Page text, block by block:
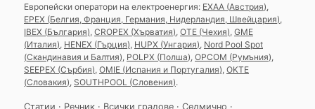
Европейски оператори на електроенергия: EXAA (Австрия)
EPEX (Белгия, Франция, Германия, Нидерландия, Швейцария)
IBEX (България) CROPEX (Хърватия) OTE (Чехия) GME
(Италия) HENEX (Гърция) HUPX (Унгария) Nord Pool Spot
(Скандинавия и Балтия) POLPX (Полша) OPCOM (Румъния)
SEEPEX (Сърбия) OMIE (Испания и Португалия) OKTE
(Словакия) SOUTHPOOL (Словения).
Статии · Речник · Всички градове · Седмично ·